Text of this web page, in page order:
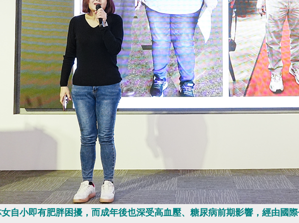
自小即有肥胖困擾，而成年後也深受高血壓、糖尿病前期影響，經由國